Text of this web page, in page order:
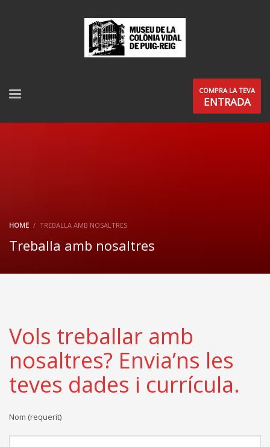
COMPRA LA TEVA
ENTRADA
HOME TREBALLA AMB NOSALTRES
Treballa amb nosaltres
Vols treballar amb
nosaltres? Envia’ns les
teves dades i currícula.
Nom (requerit)